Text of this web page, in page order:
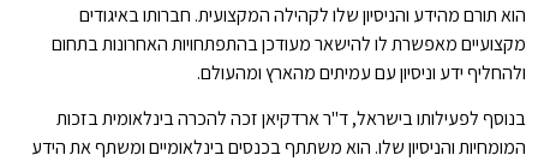
הוא תורם מהידע והניסיון שלו לקהילה המקצועית. חברותו באיגודים
מקצועיים מאפשרת לו להישאר מעודכן בהתפתחויות האחרונות בתחום
ולהחליף ידע וניסיון עם עמיתים מהארץ ומהעולם.
בנוסף לפעילותו בישראל, ד"ר ארדקיאן זכה להכרה בינלאומית בזכות
המומחיות והניסיון שלו. הוא משתתף בכנסים בינלאומיים ומשתף את הידע